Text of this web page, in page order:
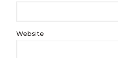
Website